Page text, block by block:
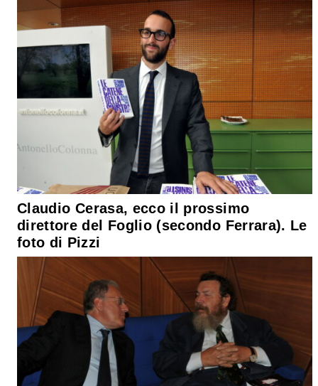
Claudio Cerasa, ecco il prossimo
direttore del Foglio (secondo Ferrara). Le
foto di Pizzi